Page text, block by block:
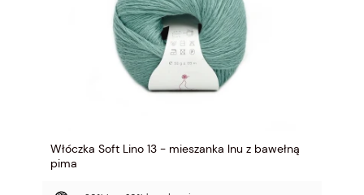
Włóczka Soft Lino 13 - mieszanka lnu z bawełną
pima